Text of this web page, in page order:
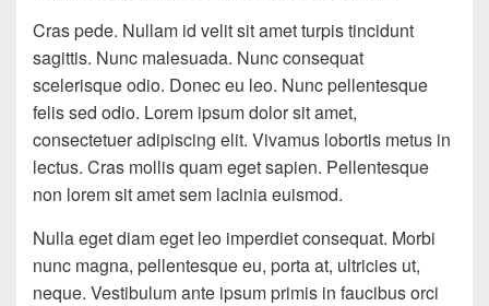
Cras pede. Nullam id velit sit amet turpis tincidunt
sagittis. Nunc malesuada. Nunc consequat
scelerisque odio. Donec eu leo. Nunc pellentesque
felis sed odio. Lorem ipsum dolor sit amet,
consectetuer adipiscing elit. Vivamus lobortis metus in
lectus. Cras mollis quam eget sapien. Pellentesque
non lorem sit amet sem lacinia euismod.
Nulla eget diam eget leo imperdiet consequat. Morbi
nunc magna, pellentesque eu, porta at, ultricies ut,
neque. Vestibulum ante ipsum primis in faucibus orci